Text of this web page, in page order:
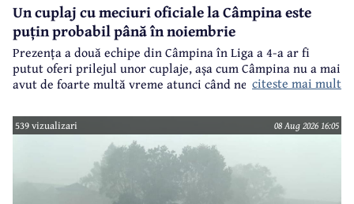
Un cuplaj cu meciuri oficiale la Câmpina este
puțin probabil până în noiembrie
Prezența a două echipe din Câmpina în Liga a 4-a ar fi
putut oferi prilejul unor cuplaje, așa cum Câmpina nu a mai
avut de foarte multă vreme atunci când ne referim la
citeste mai mult
539 vizualizari 08 Aug 2026 16:05